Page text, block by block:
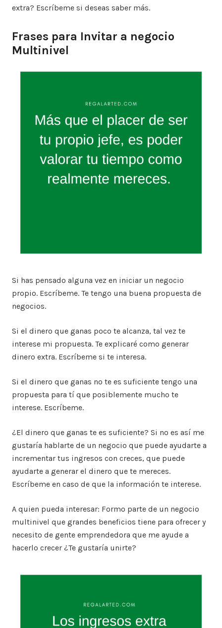
extra? Escríbeme si deseas saber más.
Frases para Invitar a negocio
Multinivel
Si has pensado alguna vez en iniciar un negocio
propio. Escríbeme. Te tengo una buena propuesta de
negocios.
Si el dinero que ganas poco te alcanza, tal vez te
interese mi propuesta. Te explicaré como generar
dinero extra. Escríbeme si te interesa.
Si el dinero que ganas no te es suficiente tengo una
propuesta para tí que posiblemente mucho te
interese. Escríbeme.
¿El dinero que ganas te es suficiente? Si no es así me
gustaría hablarte de un negocio que puede ayudarte a
incrementar tus ingresos con creces, que puede
ayudarte a generar el dinero que te mereces.
Escríbeme en caso de que la información te interese.
A quien pueda interesar: Formo parte de un negocio
multinivel que grandes beneficios tiene para ofrecer y
necesito de gente emprendedora que me ayude a
hacerlo crecer ¿Te gustaría unirte?